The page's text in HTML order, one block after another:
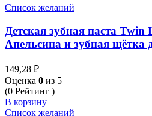
Список желаний
Детская зубная паста Twin
Апельсина и зубная щётка
149,28 ₽
Оценка 0 из 5
(0 Рейтинг )
В корзину
Список желаний